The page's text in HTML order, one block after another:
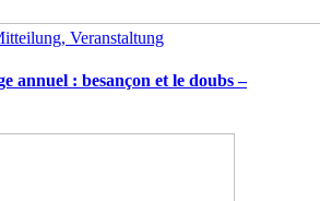
Veranstaltung
annuel : besançon et le doubs –